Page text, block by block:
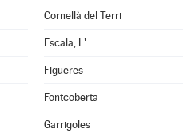
Cornellà del Terri
Escala, L'
Figueres
Fontcoberta
Garrigoles